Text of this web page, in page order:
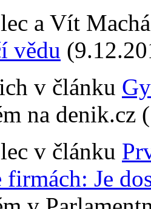
a Vít
vědu
v článku
na denik.cz
v článku
Je